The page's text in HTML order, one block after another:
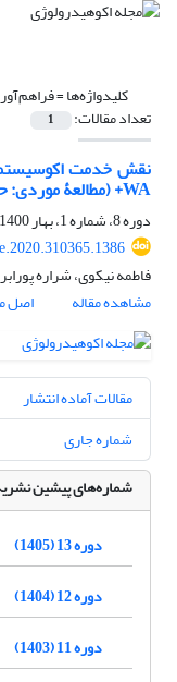
کلیدواژه‌ها =
تعداد مقالات: 1
نقش خدمت
WA+ (مطالعۀ موردی: حوضۀ آبخیز دریاچۀ ارومیه)
دوره 8، شماره 1، بهار 1400، صفحه
فاطمه نیکوی، شراره
مشاهده مقاله
اصل
مقالات آماده انتشار
شماره جاری
شماره‌های پیشین
دوره 13 (1405)
دوره 12 (1404)
دوره 11 (1403)